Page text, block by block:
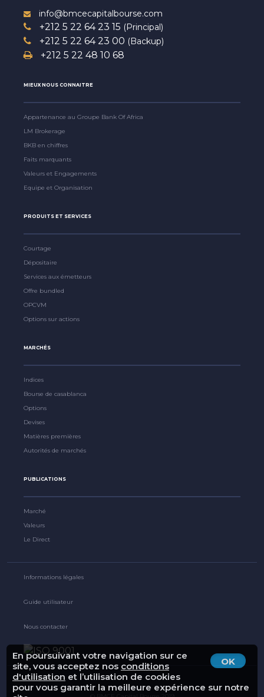
OK
En poursuivant votre navigation sur ce
site, vous acceptez nos conditions
d'utilisation et l’utilisation de cookies
pour vous garantir la meilleure expérience sur notre
info@bmcecapitalbourse.com
+212 5 22 64 23 15 (Principal)
+212 5 22 64 23 00 (Backup)
+212 5 22 48 10 68
MIEUX NOUS CONNAITRE
Appartenance au Groupe Bank Of Africa
LM Brokerage
BKB en chiffres
Faits marquants
Valeurs et Engagements
Equipe et Organisation
PRODUITS ET SERVICES
Courtage
Dépositaire
Services aux émetteurs
Offre bundled
OPCVM
Options sur actions
MARCHÉS
Indices
Bourse de casablanca
Options
Devises
Matières premières
Autorités de marchés
PUBLICATIONS
Marché
Valeurs
Le Direct
Informations légales
Guide utilisateur
Nous contacter